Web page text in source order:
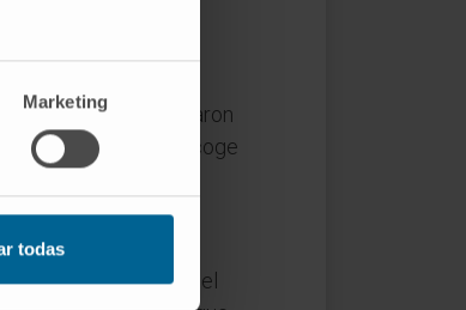
Marketing
todas
y Freud lo acuñaron
La RAE lo recoge
la abreacción, el